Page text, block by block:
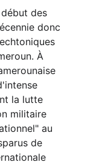
des
donc
À
la lutte
militaire
au
de